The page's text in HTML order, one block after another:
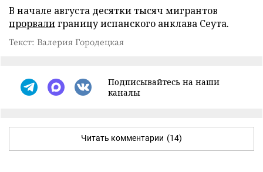
В начале августа десятки тысяч мигрантов
прорвалиграницу испанского анклава Сеута.
Текст: Валерия Городецкая
Подписывайтесь на наши
каналы
Читать комментарии (14)